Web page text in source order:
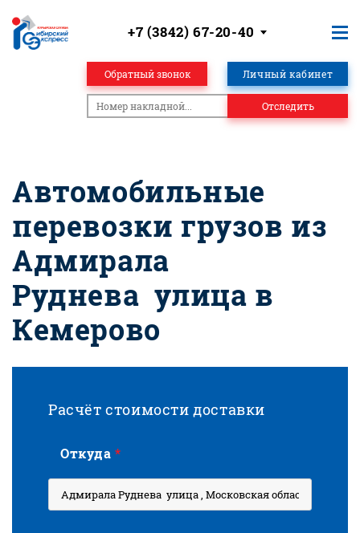
+7 (3842) 67-20-40
Обратный звонок Личный кабинет
Отследить
Автомобильные
перевозки грузов из
Адмирала
Руднева улица в
Кемерово
Расчёт стоимости доставки
Откуда*